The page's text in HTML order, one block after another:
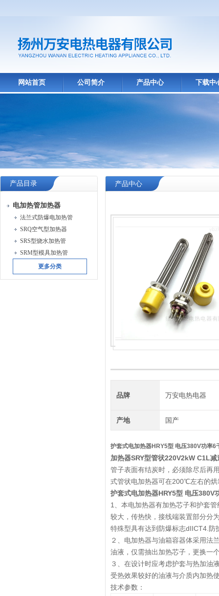
网站首页 公司简介 产品中心 下载中
产品目录
电加热管加热器
法兰式防爆电加热管
SRQ空气型加热器
SRS型烧水加热管
SRM型模具加热管
更多分类
产品中心
品牌 万安电热电器
产地 国产
护套式电加热器HRY5型 电压380V功率6
加热器SRY型管状220V2kW C1L
管子表面有结炭时，必须除尽后再
式管状电加热器可在200℃左右的
护套式电加热器HRY5型 电压380V
1、本电加热器有加热芯子和护套
较大，传热快，接线端装置部分分
特殊型具有达到防爆标志dIICT4.防
２、电加热器与油箱容器体采用法
油液，仅需抽出加热芯子，更换一
３、在设计时应考虑护套与热加油
受热效果较好的油液与介质内加热
技术参数：